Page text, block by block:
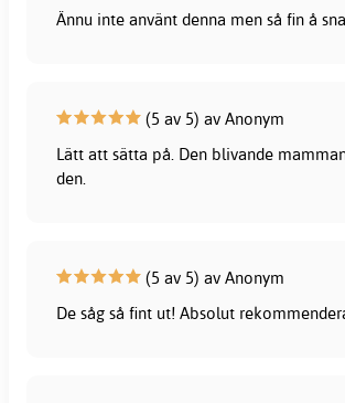
Ännu inte använt denna men så fin å
(5 av 5) av Anonym
Lätt att sätta på. Den blivande
den.
(5 av 5) av Anonym
De såg så fint ut! Absolut